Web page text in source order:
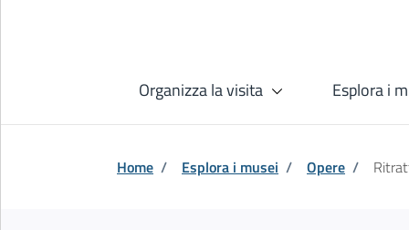
Organizza la visita Esplora i
Home / Esplora i musei / Opere /